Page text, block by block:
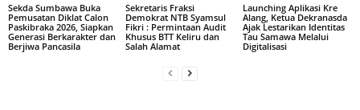
Sekda Sumbawa Buka
Pemusatan Diklat Calon
Paskibraka 2026, Siapkan
Generasi Berkarakter dan
Berjiwa Pancasila
Sekretaris Fraksi
Demokrat NTB Syamsul
Fikri : Permintaan Audit
Khusus BTT Keliru dan
Salah Alamat
Launching Aplikasi Kre
Alang, Ketua Dekranasda
Ajak Lestarikan Identitas
Tau Samawa Melalui
Digitalisasi